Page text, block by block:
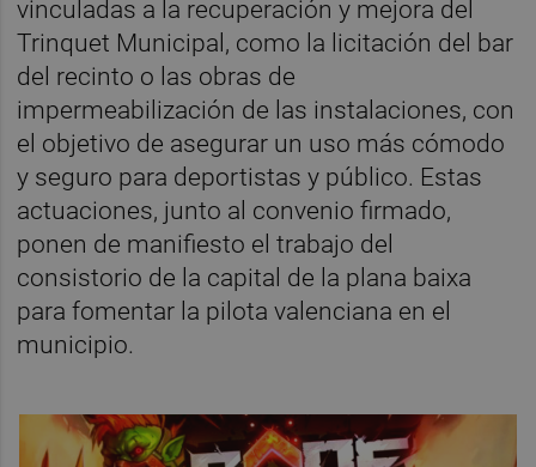
vinculadas a la recuperación y mejora del
Trinquet Municipal, como la licitación del bar
del recinto o las obras de
impermeabilización de las instalaciones, con
el objetivo de asegurar un uso más cómodo
y seguro para deportistas y público. Estas
actuaciones, junto al convenio firmado,
ponen de manifiesto el trabajo del
consistorio de la capital de la plana baixa
para fomentar la pilota valenciana en el
municipio.